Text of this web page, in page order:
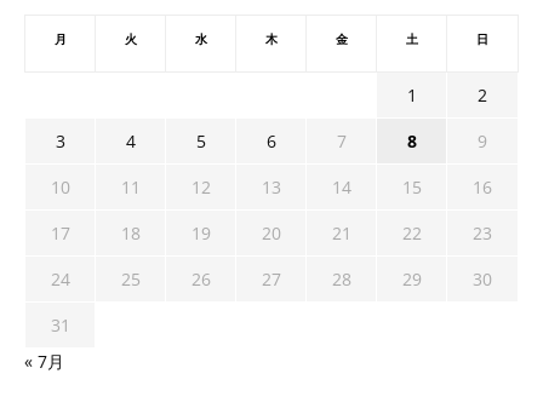
月 火 水 木 金 土 日
1
2
3
4 5 6 7 8
9
10
11 12 13 14 15
16
17
18 19 20 21 22
23
24
25 26 27 28 29
30
31
« 7月